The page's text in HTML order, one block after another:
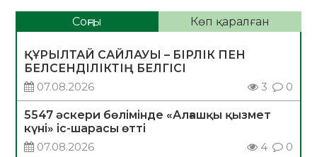
Соңғы Көп қаралған
ҚҰРЫЛТАЙ САЙЛАУЫ – БІРЛІК ПЕН
БЕЛСЕНДІЛІКТІҢ БЕЛГІСІ
07.08.2026
3 0
5547 әскери бөлімінде «Алғашқы қызмет
күні» іс-шарасы өтті
07.08.2026
4 0